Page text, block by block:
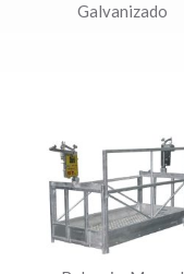
Galvanizado